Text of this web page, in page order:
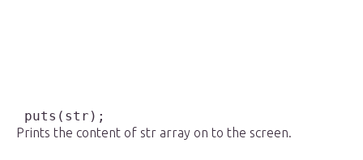
puts(str);
Prints the content of str array on to the screen.